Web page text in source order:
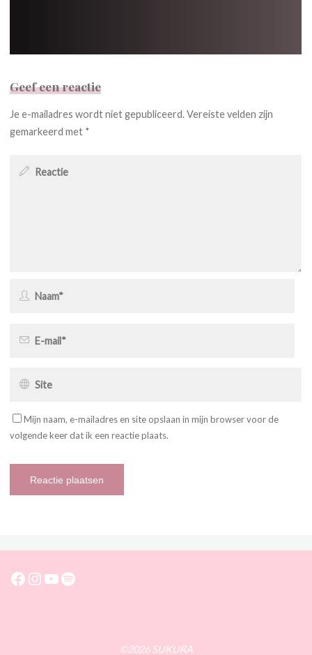
Geef een reactie
Je e-mailadres wordt niet gepubliceerd.Vereiste velden zijn
gemarkeerd met *
Mijn naam, e-mailadres en site opslaan in mijn browser voor de
volgende keer dat ik een reactie plaats.
Facebook
Instagram
YouTube
Spotify
©2026 SUKURA